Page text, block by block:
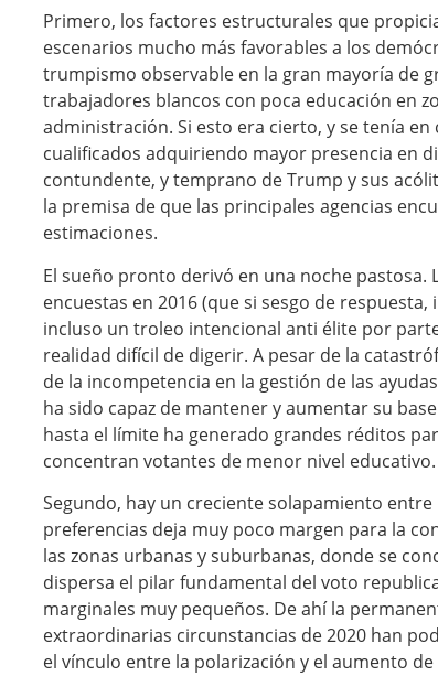
Primero, los factores estructurales que
escenarios mucho más favorables a los
trumpismo observable en la gran mayoría de
trabajadores blancos con poca educación en
administración. Si esto era cierto, y se tenía
cualificados adquiriendo mayor presencia en
contundente, y temprano de Trump y sus
la premisa de que las principales agencias
estimaciones.
El sueño pronto derivó en una noche pastosa.
encuestas en 2016 (que si sesgo de
incluso un troleo intencional anti élite por
realidad difícil de digerir. A pesar de la
de la incompetencia en la gestión de las
ha sido capaz de mantener y aumentar su
hasta el límite ha generado grandes réditos
concentran votantes de menor nivel educativo.
Segundo, hay un creciente solapamiento
preferencias deja muy poco margen para la
las zonas urbanas y suburbanas, donde se
dispersa el pilar fundamental del voto
marginales muy pequeños. De ahí la
extraordinarias circunstancias de 2020 han
el vínculo entre la polarización y el aumento